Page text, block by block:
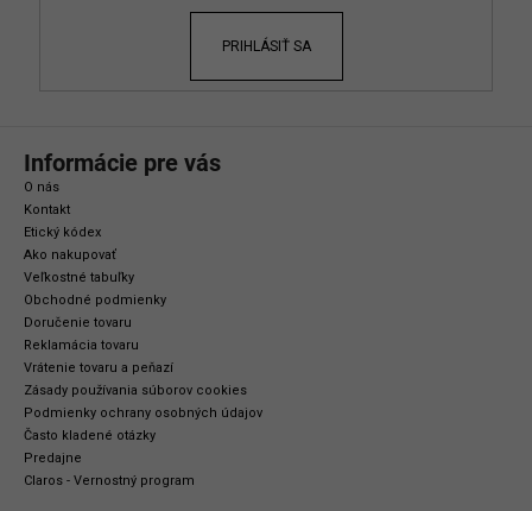
PRIHLÁSIŤ SA
Informácie pre vás
O nás
Kontakt
Etický kódex
Ako nakupovať
Veľkostné tabuľky
Obchodné podmienky
Doručenie tovaru
Reklamácia tovaru
Vrátenie tovaru a peňazí
Zásady používania súborov cookies
Podmienky ochrany osobných údajov
Často kladené otázky
Predajne
Claros - Vernostný program